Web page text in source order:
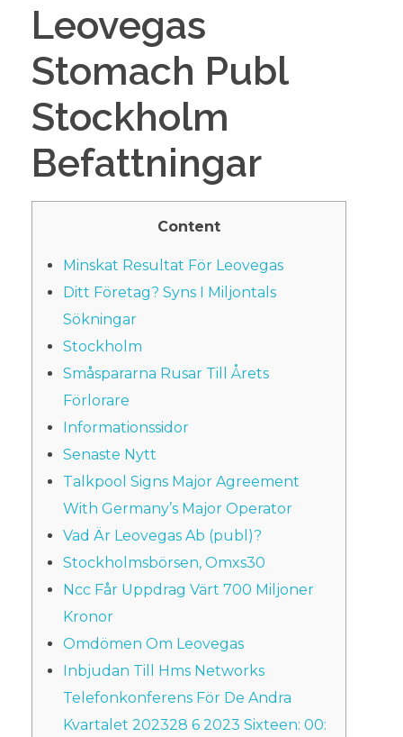
Leovegas
Stomach Publ
Stockholm
Befattningar
Content
Minskat Resultat För Leovegas
Ditt Företag? Syns I Miljontals
Sökningar
Stockholm
Småspararna Rusar Till Årets
Förlorare
Informationssidor
Senaste Nytt
Talkpool Signs Major Agreement
With Germany’s Major Operator
Vad Är Leovegas Ab (publ)?
Stockholmsbörsen, Omxs30
Ncc Får Uppdrag Värt 700 Miljoner
Kronor
Omdömen Om Leovegas
Inbjudan Till Hms Networks
Telefonkonferens För De Andra
Kvartalet 202328 6 2023 Sixteen: 00: